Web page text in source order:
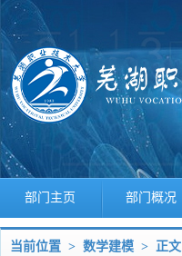
部门主页 部门概况
当前位置 > 数学建模 > 正文